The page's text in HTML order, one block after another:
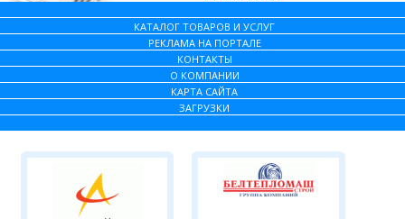
КАТАЛОГ ТОВАРОВ И УСЛУГ
РЕКЛАМА НА ПОРТАЛЕ
КОНТАКТЫ
О КОМПАНИИ
КАРТА САЙТА
ЗАГРУЗКИ